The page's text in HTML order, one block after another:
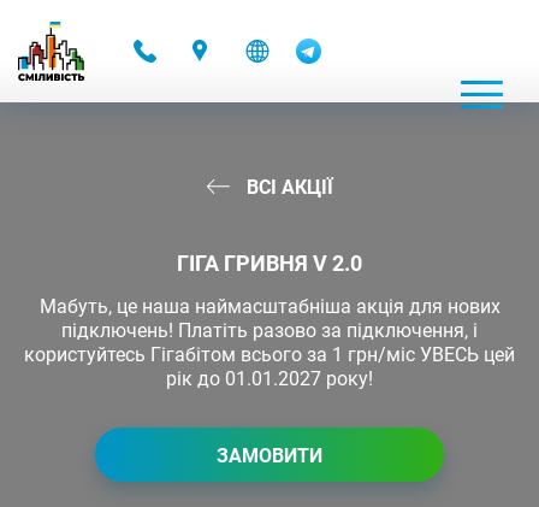
ВСІ АКЦІЇ
ГІГА ГРИВНЯ V 2.0
Мабуть, це наша наймасштабніша акція для нових
підключень! Платіть разово за підключення, і
користуйтесь Гігабітом всього за 1 грн/міс УВЕСЬ цей
рік до 01.01.2027 року!
ЗАМОВИТИ